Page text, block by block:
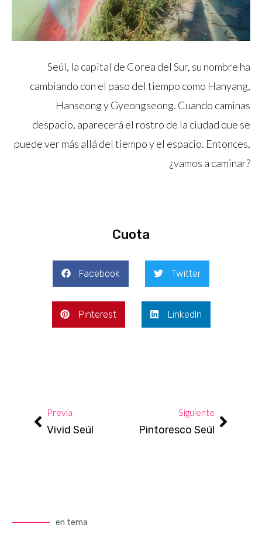
Seúl, la capital de Corea del Sur, su nombre ha
cambiando con el paso del tiempo como Hanyang,
Hanseong y Gyeongseong. Cuando caminas
despacio, aparecerá el rostro de la ciudad que se
puede ver más allá del tiempo y el espacio. Entonces,
¿vamos a caminar?
Cuota
Facebook Twitter
Pinterest LinkedIn
Previa
Vivid Seúl
Siguiente
Pintoresco Seúl
en tema